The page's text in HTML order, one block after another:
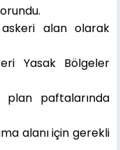
alan olarak
Yasak Bölgeler
plan paftalarında
alanı için gerekli